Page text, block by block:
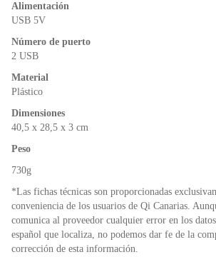
Alimentación
USB 5V
Número de puerto
2 USB
Material
Plástico
Dimensiones
40,5 x 28,5 x 3 cm
Peso
730g
*Las fichas técnicas son proporcionadas
conveniencia de los usuarios de Qi Canarias.
comunica al proveedor cualquier error en los
español que localiza, no podemos dar fe de la
corrección de esta información.